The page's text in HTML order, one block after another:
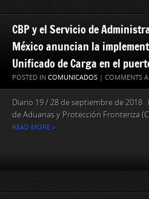
CBP y el Servicio de
México anuncian la
Unificado de Carga en el
POSTED IN COMUNICADOS | COMMENTS
Diario 19 / 28 de septiembre de 2018
de Aduanas y Protección Fronteriza
READ MORE »